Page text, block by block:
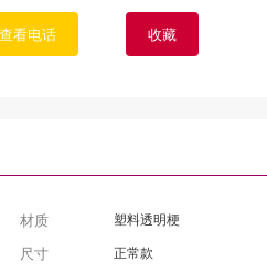
查看电话 收藏
材质 塑料透明梗
尺寸 正常款